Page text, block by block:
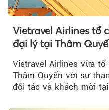
Vietravel Airlines tổ
đại lý tại Thâm
đường bay thẳng
Vietravel Airlines vừa
Thâm Quyến với sự
đối tác và khách mời